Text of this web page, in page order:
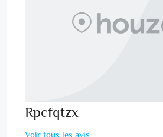
Rpcfqtzx
Voir tous les avis